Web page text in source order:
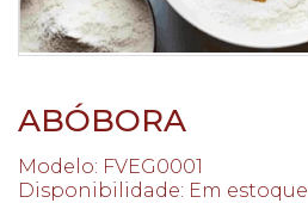
ABÓBORA
Modelo: FVEG0001
Disponibilidade: Em estoque